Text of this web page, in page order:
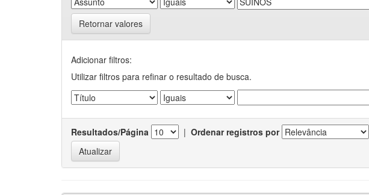
Retornar valores
Adicionar filtros:
Utilizar filtros para refinar o resultado de busca.
Resultados/Página | Ordenar registros por